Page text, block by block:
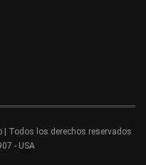
| Todos los derechos reservados
- USA